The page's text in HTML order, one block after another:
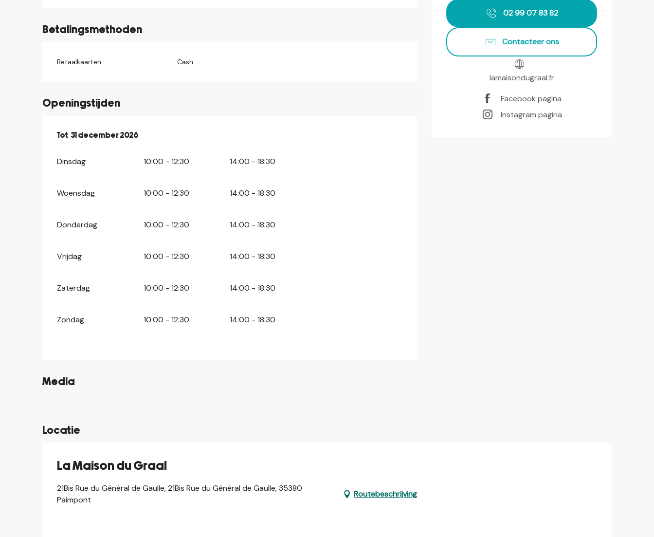
02 99 07 83 82
Contacteer ons
lamaisondugraal.fr
Facebook pagina
Instagram pagina
Betalingsmethoden
Betaalkaarten Cash
Openingstijden
Vanaf2 februari 2026
Tot 31 december 2026
Dinsdag 10:00 - 12:30 14:00 - 18:30
Woensdag 10:00 - 12:30 14:00 - 18:30
Donderdag 10:00 - 12:30 14:00 - 18:30
Vrijdag 10:00 - 12:30 14:00 - 18:30
Zaterdag 10:00 - 12:30 14:00 - 18:30
Zondag 10:00 - 12:30 14:00 - 18:30
Media
©
Locatie
La Maison du Graal
21Bis Rue du Général de Gaulle, 21Bis Rue du Général de Gaulle, 35380
Paimpont
Routebeschrijving